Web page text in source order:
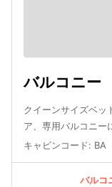
バルコニー
クイーンサイズベッ
ア、専用バルコニー
キャビンコード: BA
バルコ